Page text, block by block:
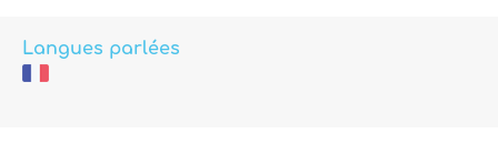
Langues parlées